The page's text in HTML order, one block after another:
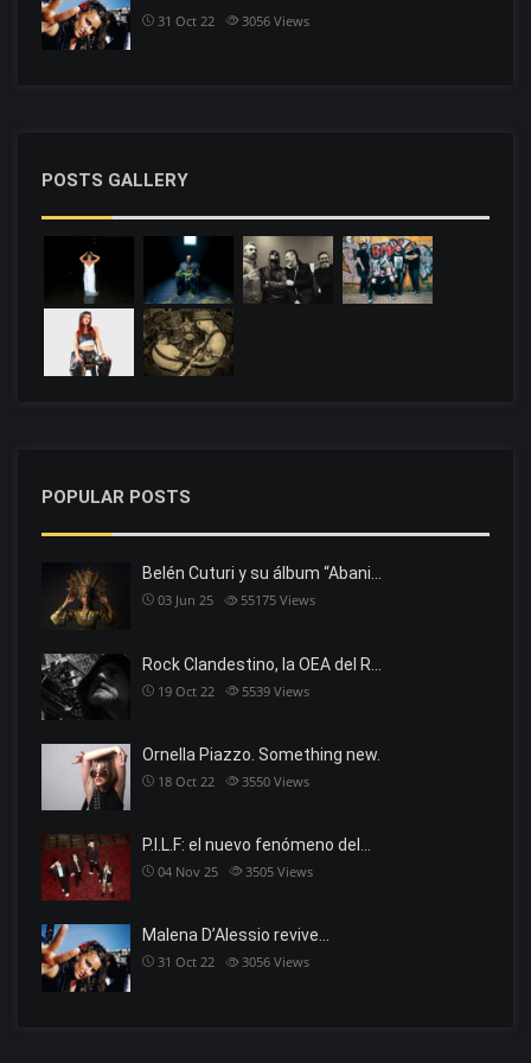
31 Oct 22 3056 Views
POSTS GALLERY
POPULAR POSTS
Belén Cuturi y su álbum “Abani…
03 Jun 25 55175 Views
Rock Clandestino, la OEA del R…
19 Oct 22 5539 Views
Ornella Piazzo. Something new.
18 Oct 22 3550 Views
P.I.L.F: el nuevo fenómeno del…
04 Nov 25 3505 Views
Malena D’Alessio revive…
31 Oct 22 3056 Views